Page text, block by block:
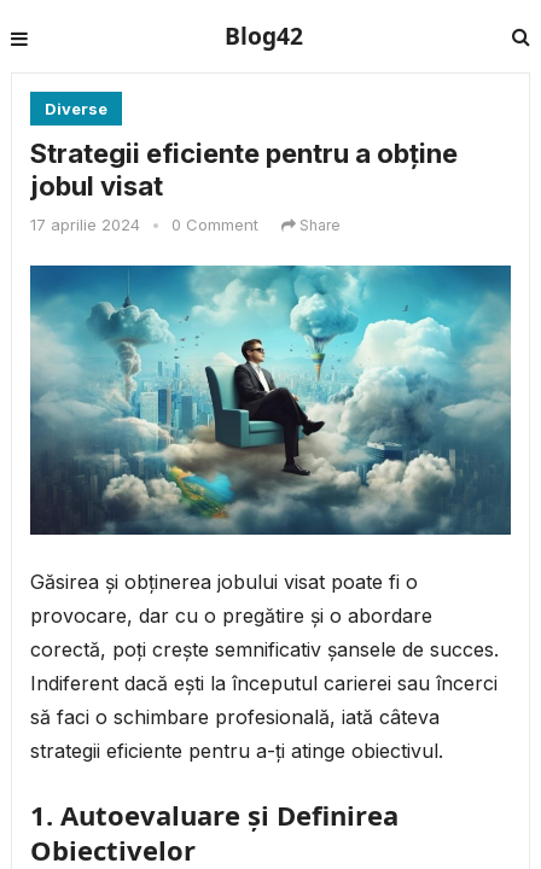
Blog42
Diverse
Strategii eficiente pentru a obține
jobul visat
17 aprilie 2024 • 0 Comment Share
Găsirea și obținerea jobului visat poate fi o
provocare, dar cu o pregătire și o abordare
corectă, poți crește semnificativ șansele de succes.
Indiferent dacă ești la începutul carierei sau încerci
să faci o schimbare profesională, iată câteva
strategii eficiente pentru a-ți atinge obiectivul.
1. Autoevaluare și Definirea
Obiectivelor